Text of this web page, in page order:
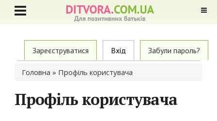
Primary tabs
Зареєструватися Вхід (active tab)Забули пароль?
Ви є тут
Головна » Профіль користувача
Профіль користувача